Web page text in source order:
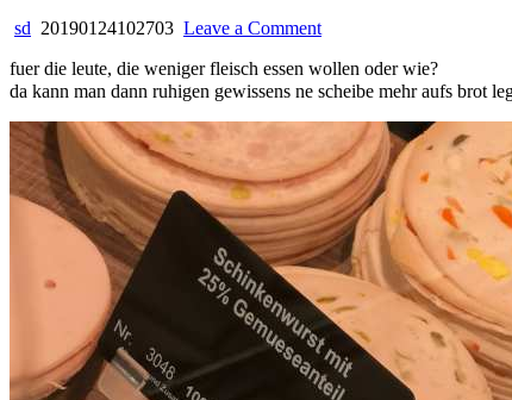
sd 20190124102703 Leave a Commenton
mit
25%
fuer die leute, die weniger fleisch essen wollen oder wie?
da kann man dann ruhigen gewissens ne scheibe mehr aufs brot